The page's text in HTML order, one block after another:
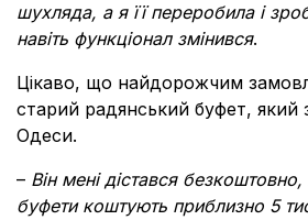
шухляда, а я її переробила і
навіть функціонал змінився.
Цікаво, що найдорожчим
старий радянський буфет, який
Одеси.
– Він мені дістався
буфети коштують приблизно 5